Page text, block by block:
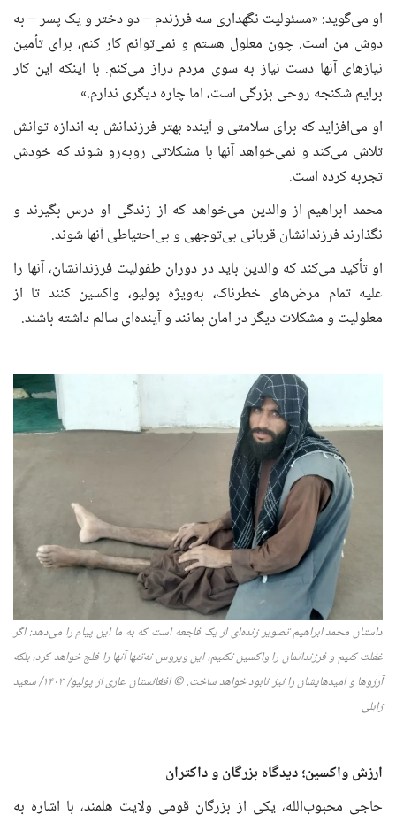
او می‌گوید: «مسئولیت نگهداری سه فرزندم – دو دختر و یک پسر – به
دوش من است. چون معلول هستم و نمی‌توانم کار کنم، برای تأمین
نیازهای آنها دست نیاز به سوی مردم دراز می‌کنم. با اینکه این کار
برایم شکنجه روحی بزرگی است، اما چاره دیگری ندارم.»
او می‌افزاید که برای سلامتی و آینده بهتر فرزندانش به اندازه توانش
تلاش می‌کند و نمی‌خواهد آنها با مشکلاتی روبه‌رو شوند که خودش
تجربه کرده است.
محمد ابراهیم از والدین می‌خواهد که از زندگی او درس بگیرند و
نگذارند فرزندانشان قربانی بی‌توجهی و بی‌احتیاطی آنها شوند.
او تأکید می‌کند که والدین باید در دوران طفولیت فرزندانشان، آنها را
علیه تمام مرض‌های خطرناک، به‌ویژه پولیو، واکسین کنند تا از
معلولیت و مشکلات دیگر در امان بمانند و آینده‌ای سالم داشته باشند.
داستان محمد ابراهیم تصویر زنده‌ای از یک فاجعه است که به ما این پیام را می‌دهد: اگر
غفلت کنیم و فرزندانمان را واکسین نکنیم، این ویروس نه‌تنها آنها را فلج خواهد کرد، بلکه
آرزوها و امیدهایشان را نیز نابود خواهد ساخت.©افغانستان عاری از پولیو/ ۱۴۰۳ /سعید
زابلی
ارزش واکسین؛ دیدگاه بزرگان و داکتران
حاجی محبوب‌الله، یکی از بزرگان قومی ولایت هلمند، با اشاره به